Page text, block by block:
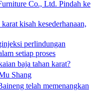
Co., Ltd. Pindah ke
kisah kesederhanaan,
perlindungan
setiap proses
baja tahan karat?
Shang
telah memenangkan